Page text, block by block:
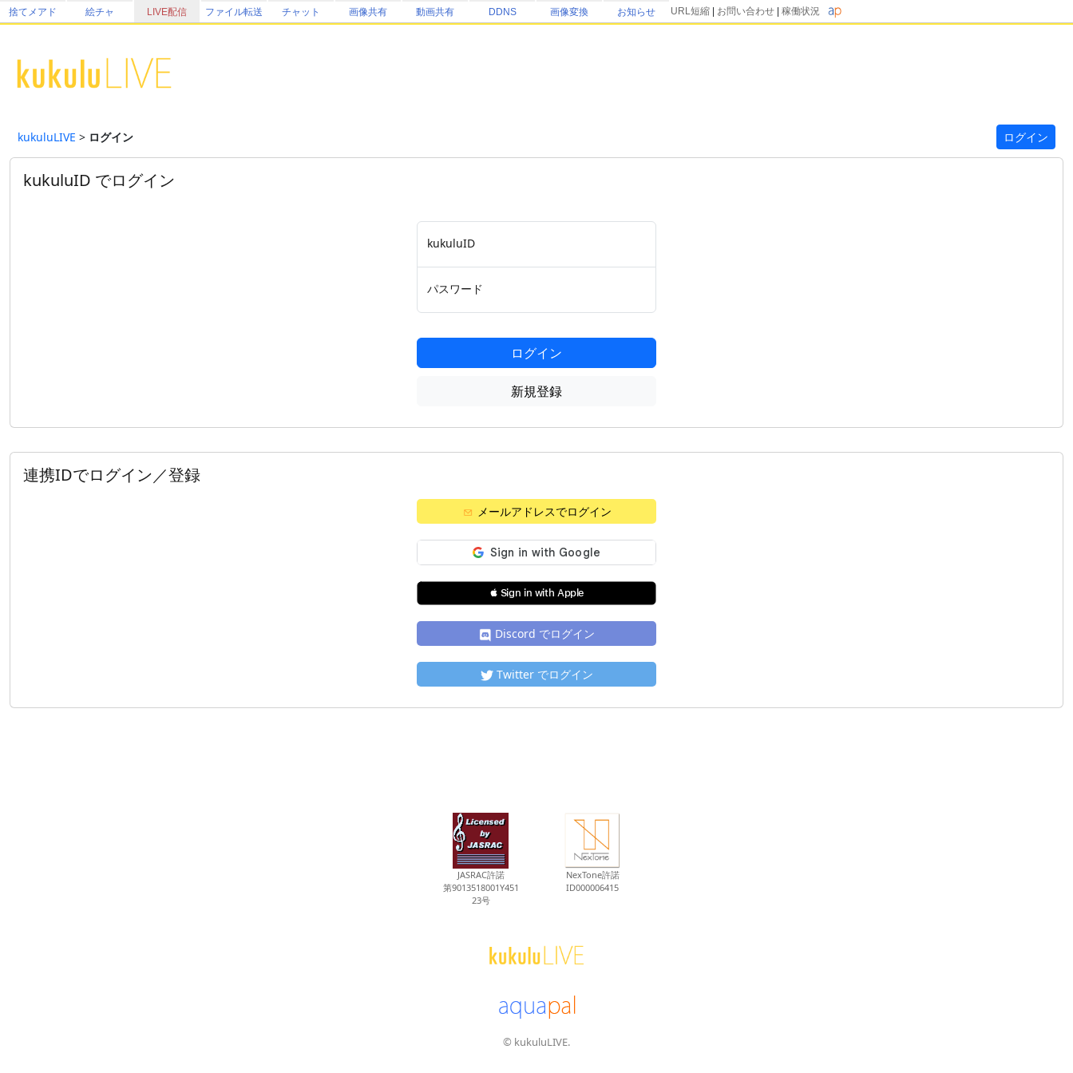
捨てメアド 絵チャ LIVE配信 ファイル転送 チャット 画像共有 動画共有 DDNS 画像変換 お知らせ URL短縮 お問い合わせ 稼働状況
kukuluLIVE > ログイン ログイン
kukuluID でログイン
kukuluID
パスワード
ログイン
新規登録
連携IDでログイン／登録
メールアドレスでログイン
 Sign in with Apple
Discord でログイン
Twitter でログイン
JASRAC許諾
第9013518001Y451
23号
NexTone許諾
ID000006415
© kukuluLIVE.